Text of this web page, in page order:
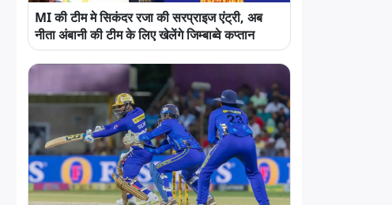
MI की टीम मे सिकंदर रजा की सरप्राइज एंट्री, अब
नीता अंबानी की टीम के लिए खेलेंगे जिम्बाब्वे कप्तान